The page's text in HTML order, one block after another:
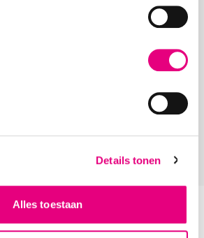
Details tonen
Alles toestaan
Add to
PS Poelman
€ 99,99